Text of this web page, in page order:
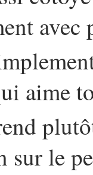
aime
sur le